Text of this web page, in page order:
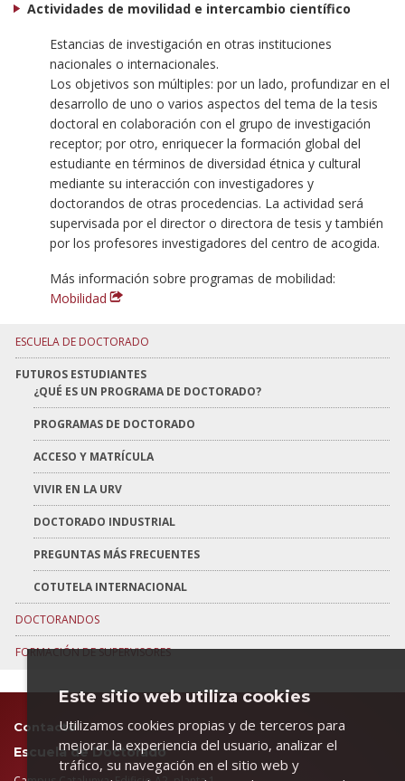
Actividades de movilidad e intercambio científico
Estancias de investigación en otras instituciones
nacionales o internacionales.
Los objetivos son múltiples: por un lado, profundizar en el
desarrollo de uno o varios aspectos del tema de la tesis
doctoral en colaboración con el grupo de investigación
receptor; por otro, enriquecer la formación global del
estudiante en términos de diversidad étnica y cultural
mediante su interacción con investigadores y
doctorandos de otras procedencias. La actividad será
supervisada por el director o directora de tesis y también
por los profesores investigadores del centro de acogida.
Más información sobre programas de mobilidad:
Mobilidad
ESCUELA DE DOCTORADO
FUTUROS ESTUDIANTES
¿QUÉ ES UN PROGRAMA DE DOCTORADO?
PROGRAMAS DE DOCTORADO
ACCESO Y MATRÍCULA
VIVIR EN LA URV
DOCTORADO INDUSTRIAL
PREGUNTAS MÁS FRECUENTES
COTUTELA INTERNACIONAL
DOCTORANDOS
FORMACIÓN DE SUPERVISORES
Contacto
Escuela de Doctorado
Este sitio web utiliza cookies
Utilizamos cookies propias y de terceros para
mejorar la experiencia del usuario, analizar el
tráfico, su navegación en el sitio web y